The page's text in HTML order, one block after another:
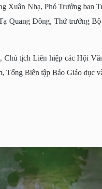
Xuân Nhạ, Phó Trưởng ban
Quang Đông, Thứ trưởng Bộ
tịch Liên hiệp các Hội
Biên tập Báo Giáo dục